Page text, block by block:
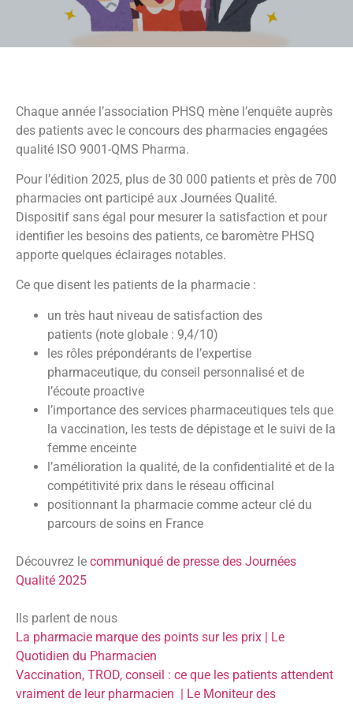
Chaque année l’association PHSQ mène l’enquête auprès
des patients avec le concours des pharmacies engagées
qualité ISO 9001-QMS Pharma.
Pour l’édition 2025, plus de 30 000 patients et près de 700
pharmacies ont participé aux Journées Qualité.
Dispositif sans égal pour mesurer la satisfaction et pour
identifier les besoins des patients, ce baromètre PHSQ
apporte quelques éclairages notables.
Ce que disent les patients de la pharmacie :
un très haut niveau de satisfaction des
patients (note globale : 9,4/10)
les rôles prépondérants de l’expertise
pharmaceutique, du conseil personnalisé et de
l’écoute proactive
l’importance des services pharmaceutiques tels que
la vaccination, les tests de dépistage et le suivi de la
femme enceinte
l’amélioration la qualité, de la confidentialité et de la
compétitivité prix dans le réseau officinal
positionnant la pharmacie comme acteur clé du
parcours de soins en France
Découvrez le communiqué de presse des Journées
Qualité 2025
Ils parlent de nous
La pharmacie marque des points sur les prix | Le
Quotidien du Pharmacien
Vaccination, TROD, conseil : ce que les patients attendent
vraiment de leur pharmacien | Le Moniteur des